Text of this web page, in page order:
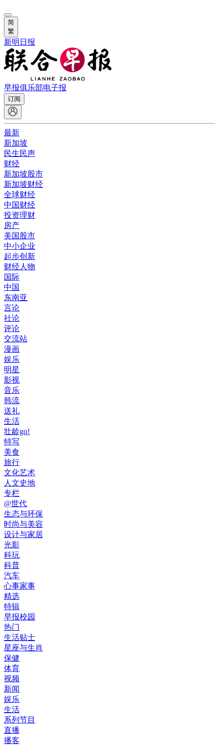
简
繁
新明日报
早报俱乐部电子报
订阅
最新
新加坡
民生民声
财经
新加坡股市
新加坡财经
全球财经
中国财经
投资理财
房产
美国股市
中小企业
起步创新
财经人物
国际
中国
东南亚
言论
社论
评论
交流站
漫画
娱乐
明星
影视
音乐
韩流
送礼
生活
壮龄go!
特写
美食
旅行
文化艺术
人文史地
专栏
@世代
生态与环保
时尚与美容
设计与家居
光影
科玩
科普
汽车
心事家事
精选
特辑
早报校园
热门
生活贴士
星座与生肖
保健
体育
视频
新闻
娱乐
生活
系列节目
直播
播客